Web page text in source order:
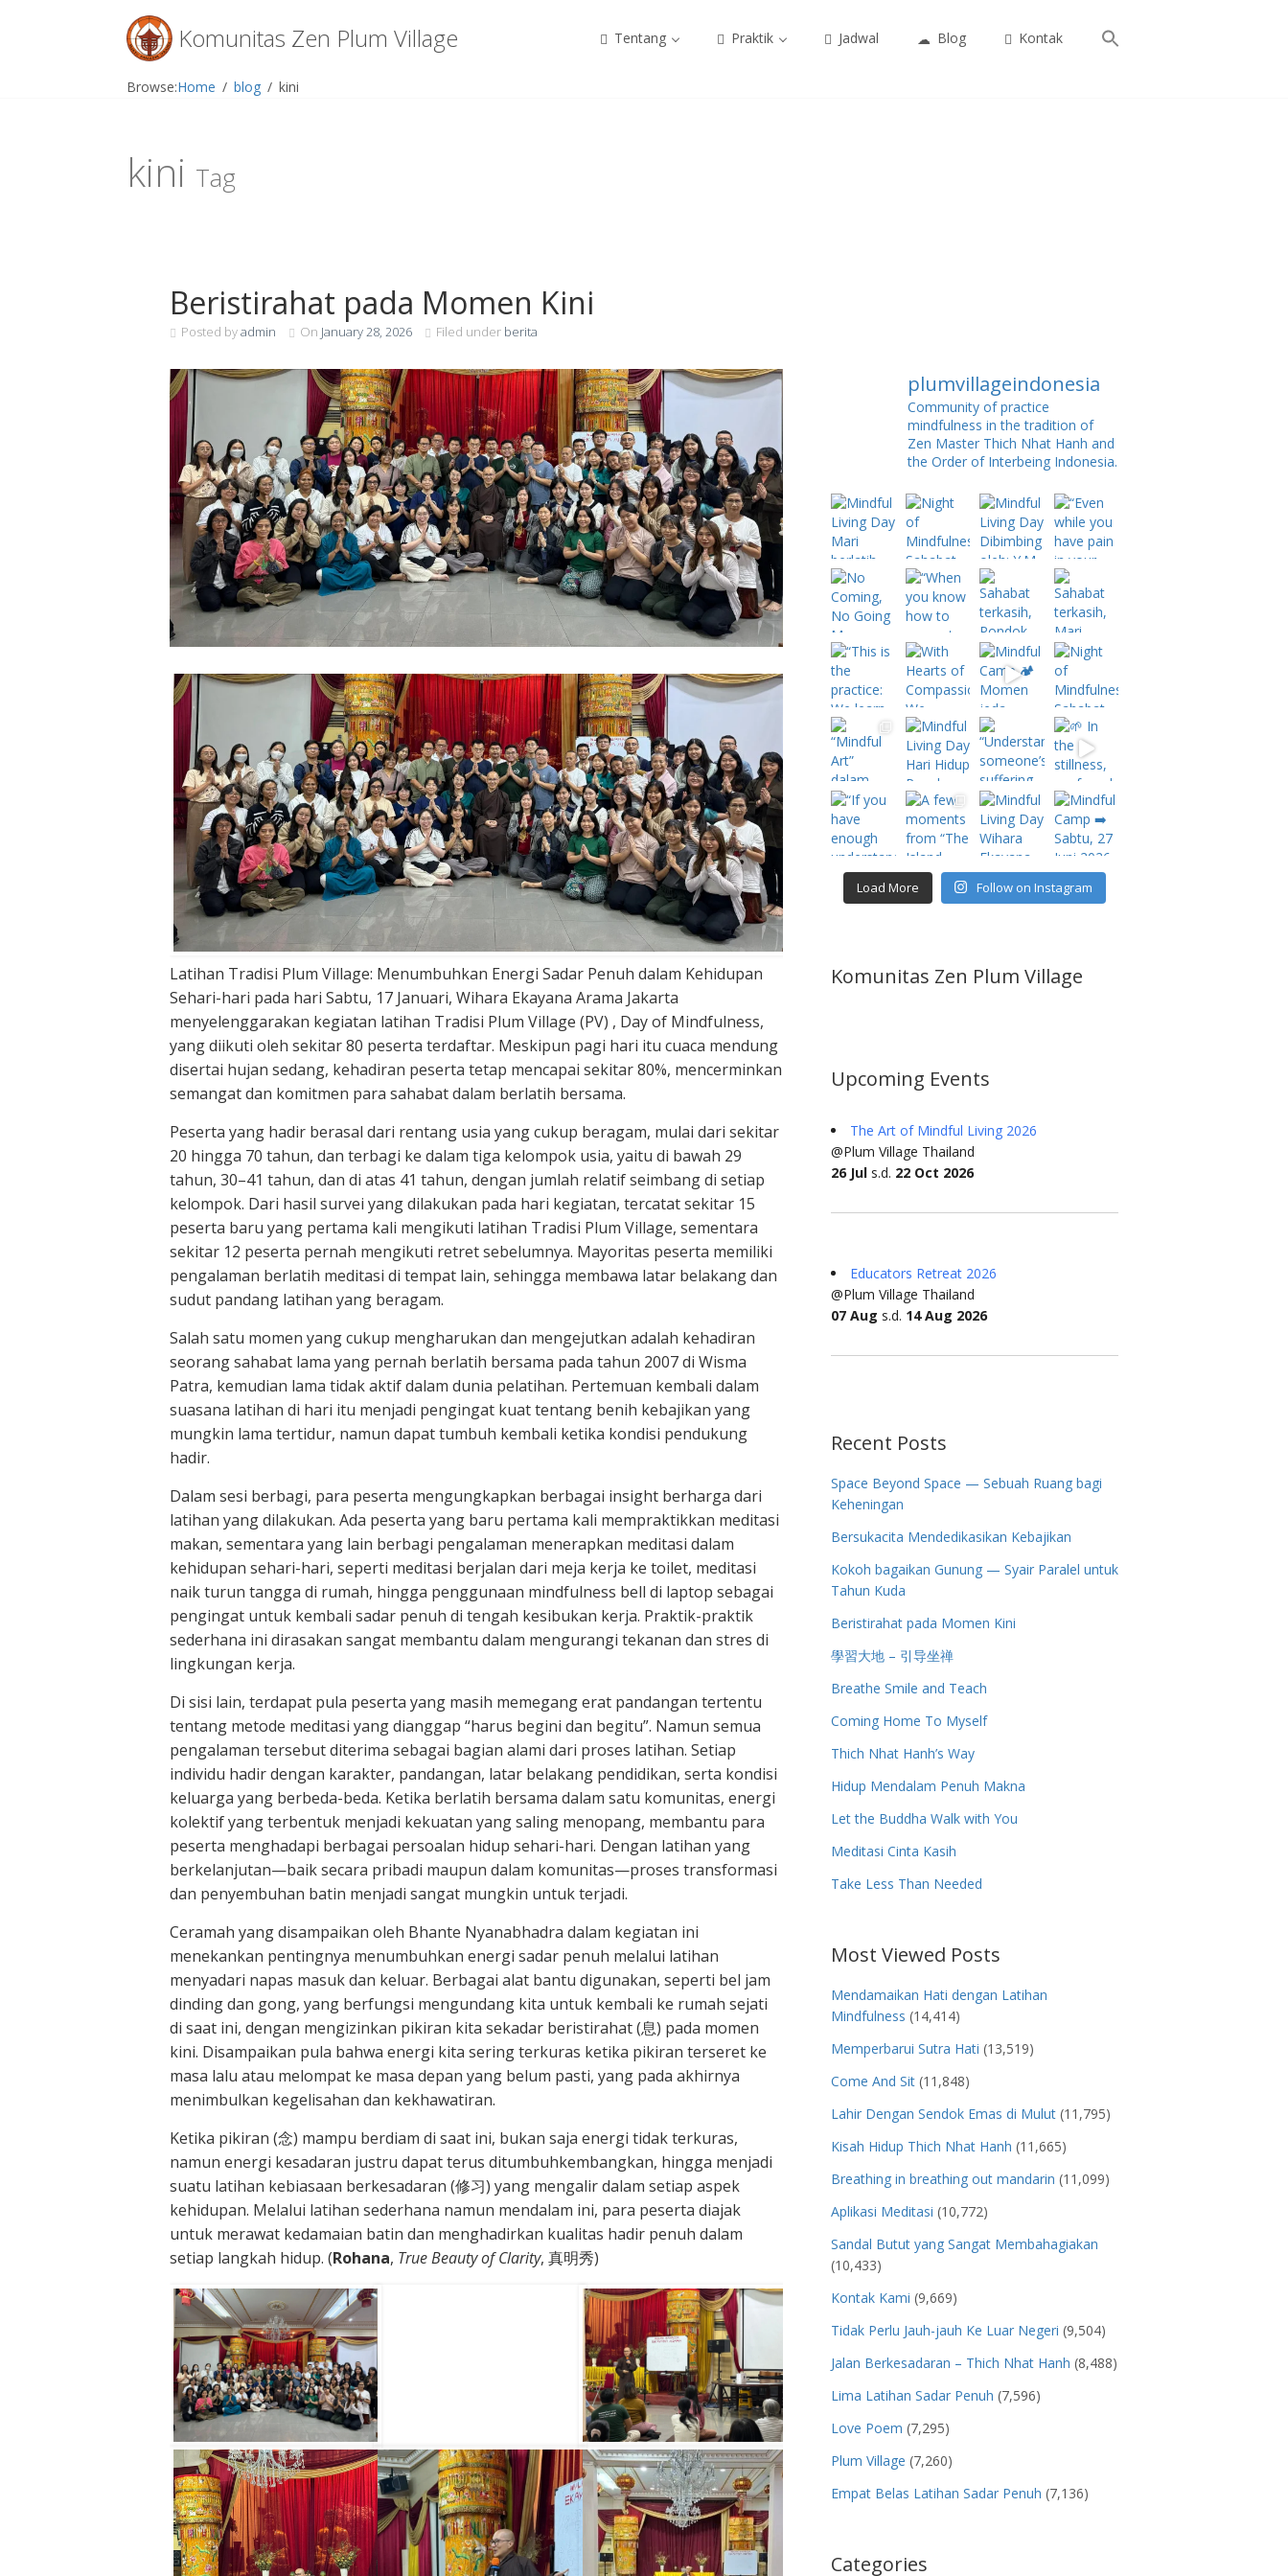
Komunitas Zen Plum Village
Menu
Tentang Praktik Jadwal Blog Kontak
Browse:Home blog kini
kini Tag
Beristirahat pada Momen Kini
Posted byadmin On January 28, 2026 Filed under berita
Latihan Tradisi Plum Village: Menumbuhkan Energi Sadar Penuh dalam Kehidupan
Sehari-hari pada hari Sabtu, 17 Januari, Wihara Ekayana Arama Jakarta
menyelenggarakan kegiatan latihan Tradisi Plum Village (PV) , Day of Mindfulness,
yang diikuti oleh sekitar 80 peserta terdaftar. Meskipun pagi hari itu cuaca mendung
disertai hujan sedang, kehadiran peserta tetap mencapai sekitar 80%, mencerminkan
semangat dan komitmen para sahabat dalam berlatih bersama.
Peserta yang hadir berasal dari rentang usia yang cukup beragam, mulai dari sekitar
20 hingga 70 tahun, dan terbagi ke dalam tiga kelompok usia, yaitu di bawah 29
tahun, 30–41 tahun, dan di atas 41 tahun, dengan jumlah relatif seimbang di setiap
kelompok. Dari hasil survei yang dilakukan pada hari kegiatan, tercatat sekitar 15
peserta baru yang pertama kali mengikuti latihan Tradisi Plum Village, sementara
sekitar 12 peserta pernah mengikuti retret sebelumnya. Mayoritas peserta memiliki
pengalaman berlatih meditasi di tempat lain, sehingga membawa latar belakang dan
sudut pandang latihan yang beragam.
Salah satu momen yang cukup mengharukan dan mengejutkan adalah kehadiran
seorang sahabat lama yang pernah berlatih bersama pada tahun 2007 di Wisma
Patra, kemudian lama tidak aktif dalam dunia pelatihan. Pertemuan kembali dalam
suasana latihan di hari itu menjadi pengingat kuat tentang benih kebajikan yang
mungkin lama tertidur, namun dapat tumbuh kembali ketika kondisi pendukung
hadir.
Dalam sesi berbagi, para peserta mengungkapkan berbagai insight berharga dari
latihan yang dilakukan. Ada peserta yang baru pertama kali mempraktikkan meditasi
makan, sementara yang lain berbagi pengalaman menerapkan meditasi dalam
kehidupan sehari-hari, seperti meditasi berjalan dari meja kerja ke toilet, meditasi
naik turun tangga di rumah, hingga penggunaan mindfulness bell di laptop sebagai
pengingat untuk kembali sadar penuh di tengah kesibukan kerja. Praktik-praktik
sederhana ini dirasakan sangat membantu dalam mengurangi tekanan dan stres di
lingkungan kerja.
Di sisi lain, terdapat pula peserta yang masih memegang erat pandangan tertentu
tentang metode meditasi yang dianggap “harus begini dan begitu”. Namun semua
pengalaman tersebut diterima sebagai bagian alami dari proses latihan. Setiap
individu hadir dengan karakter, pandangan, latar belakang pendidikan, serta kondisi
keluarga yang berbeda-beda. Ketika berlatih bersama dalam satu komunitas, energi
kolektif yang terbentuk menjadi kekuatan yang saling menopang, membantu para
peserta menghadapi berbagai persoalan hidup sehari-hari. Dengan latihan yang
berkelanjutan—baik secara pribadi maupun dalam komunitas—proses transformasi
dan penyembuhan batin menjadi sangat mungkin untuk terjadi.
Ceramah yang disampaikan oleh Bhante Nyanabhadra dalam kegiatan ini
menekankan pentingnya menumbuhkan energi sadar penuh melalui latihan
menyadari napas masuk dan keluar. Berbagai alat bantu digunakan, seperti bel jam
dinding dan gong, yang berfungsi mengundang kita untuk kembali ke rumah sejati
di saat ini, dengan mengizinkan pikiran kita sekadar beristirahat (息) pada momen
kini. Disampaikan pula bahwa energi kita sering terkuras ketika pikiran terseret ke
masa lalu atau melompat ke masa depan yang belum pasti, yang pada akhirnya
menimbulkan kegelisahan dan kekhawatiran.
Ketika pikiran (念) mampu berdiam di saat ini, bukan saja energi tidak terkuras,
namun energi kesadaran justru dapat terus ditumbuhkembangkan, hingga menjadi
suatu latihan kebiasaan berkesadaran (修习) yang mengalir dalam setiap aspek
kehidupan. Melalui latihan sederhana namun mendalam ini, para peserta diajak
untuk merawat kedamaian batin dan menghadirkan kualitas hadir penuh dalam
setiap langkah hidup. (Rohana, True Beauty of Clarity, 真明秀)
plumvillageindonesia
Community of practice
mindfulness in the tradition of
Zen Master Thich Nhat Hanh and
the Order of Interbeing Indonesia.
Load More Follow on Instagram
Komunitas Zen Plum Village
Upcoming Events
The Art of Mindful Living 2026
@Plum Village Thailand
26 Jul s.d. 22 Oct 2026
Educators Retreat 2026
@Plum Village Thailand
07 Aug s.d. 14 Aug 2026
Recent Posts
Space Beyond Space — Sebuah Ruang bagi
Keheningan
Bersukacita Mendedikasikan Kebajikan
Kokoh bagaikan Gunung — Syair Paralel untuk
Tahun Kuda
Beristirahat pada Momen Kini
學習大地 – 引导坐禅
Breathe Smile and Teach
Coming Home To Myself
Thich Nhat Hanh’s Way
Hidup Mendalam Penuh Makna
Let the Buddha Walk with You
Meditasi Cinta Kasih
Take Less Than Needed
Most Viewed Posts
Mendamaikan Hati dengan Latihan
Mindfulness (14,414)
Memperbarui Sutra Hati (13,519)
Come And Sit (11,848)
Lahir Dengan Sendok Emas di Mulut (11,795)
Kisah Hidup Thich Nhat Hanh (11,665)
Breathing in breathing out mandarin (11,099)
Aplikasi Meditasi (10,772)
Sandal Butut yang Sangat Membahagiakan
(10,433)
Kontak Kami (9,669)
Tidak Perlu Jauh-jauh Ke Luar Negeri (9,504)
Jalan Berkesadaran – Thich Nhat Hanh (8,488)
Lima Latihan Sadar Penuh (7,596)
Love Poem (7,295)
Plum Village (7,260)
Empat Belas Latihan Sadar Penuh (7,136)
Categories